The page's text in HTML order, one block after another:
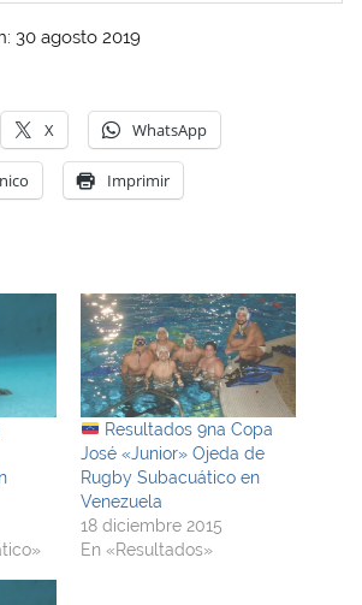
30 agosto 2019
X WhatsApp
Imprimir
Resultados 9na Copa
José «Junior» Ojeda de
Rugby Subacuático en
Venezuela
18 diciembre 2015
En «Resultados»